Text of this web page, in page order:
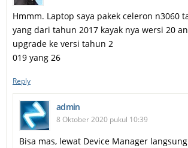
Hmmm. Laptop saya pakek celeron n3060
yang dari tahun 2017 kayak nya wersi 20
upgrade ke versi tahun 2
019 yang 26
Reply
admin
8 Oktober 2020 pukul 10:39
Bisa mas, lewat Device Manager